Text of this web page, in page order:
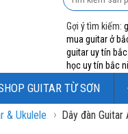
Gợi ý tìm kiếm:
mua guitar ở
guitar uy tín
học uy tín bắc
GUITAR TỪ SƠN
& Ukulele › Dây đàn